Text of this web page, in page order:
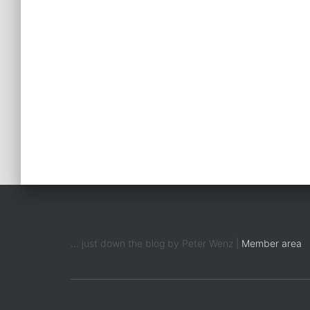
... just down the blog by Peter Wenz | Member area